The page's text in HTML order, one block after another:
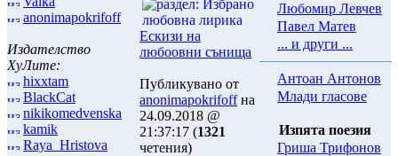
anonimapokrifoff
Издателство
ХуЛите:
hixxtam
BlackCat
nikikomedvenska
kamik
Raya_Hristova
Ескизи на
любоовни сънища
Публикувано от
anonimapokrifoffна
24.09.2018 @
21:37:17 (1321
четения)
Любомир Левчев
Павел Матев
... и други ...
Антоан Антонов
Млади гласове
Изпята поезия
Гриша Трифонов